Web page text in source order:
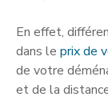
En effet,
dans le prix de
de votre
et de la